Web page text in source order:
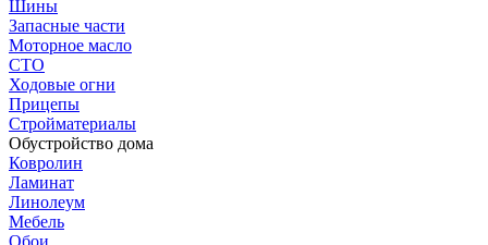
Шины
Запасные части
Моторное масло
СТО
Ходовые огни
Прицепы
Стройматериалы
Обустройство дома
Ковролин
Ламинат
Линолеум
Мебель
Обои